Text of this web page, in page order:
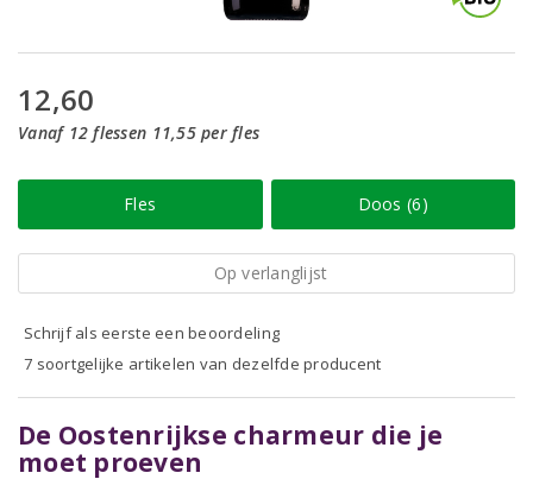
12,60
Vanaf 12 flessen 11,55 per fles
Fles Doos (6)
Op verlanglijst
Schrijf als eerste een beoordeling
7 soortgelijke artikelen van dezelfde producent
De Oostenrijkse charmeur die je
moet proeven